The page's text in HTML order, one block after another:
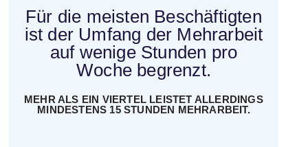
Für die meisten Beschäftigten
ist der Umfang der Mehrarbeit
auf wenige Stunden pro
Woche begrenzt.
MEHR ALS EIN VIERTEL LEISTET ALLERDINGS
MINDESTENS 15 STUNDEN MEHRARBEIT.